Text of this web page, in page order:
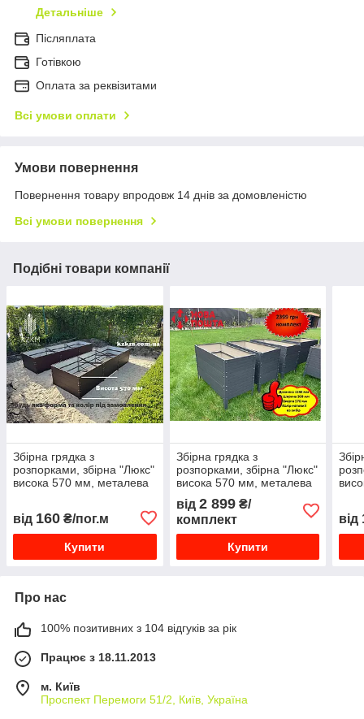
Детальніше
Післяплата
Готівкою
Оплата за реквізитами
Всі умови оплати
Умови повернення
Повернення товару впродовж 14 днів за домовленістю
Всі умови повернення
Подібні товари компанії
Збірна грядка з
розпорками, збірна "Люкс"
висока 570 мм, металева
від 160 ₴/пог.м
Купити
Збірна грядка з
розпорками, збірна "Люкс"
висока 570 мм, металева
від 2 899₴/
комплект
Купити
від
Про нас
100% позитивних з 104 відгуків за рік
Працює з 18.11.2013
м. Київ
Проспект Перемоги 51/2, Київ, Україна